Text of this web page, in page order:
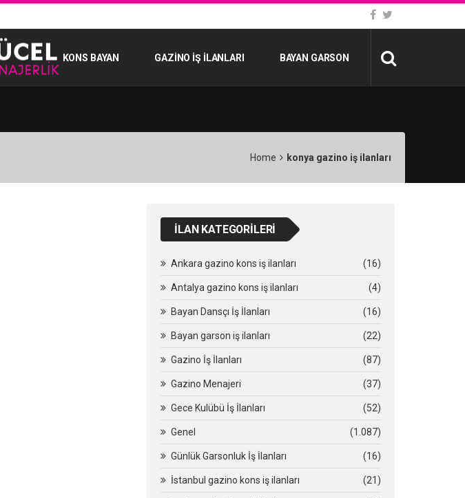
KONS BAYAN GAZINO İŞ İLANLARI BAYAN GARSON
Home konya gazino iş ilanları
İLAN KATEGORILERI
Ankara gazino kons iş ilanları (16)
Antalya gazino kons iş ilanları (4)
Bayan Dansçı İş İlanları (16)
Bayan garson iş ilanları (22)
Gazino İş İlanları (87)
Gazino Menajeri (37)
Gece Kulübü İş İlanları (52)
Genel (1.087)
Günlük Garsonluk İş İlanları (16)
İstanbul gazino kons iş ilanları (21)